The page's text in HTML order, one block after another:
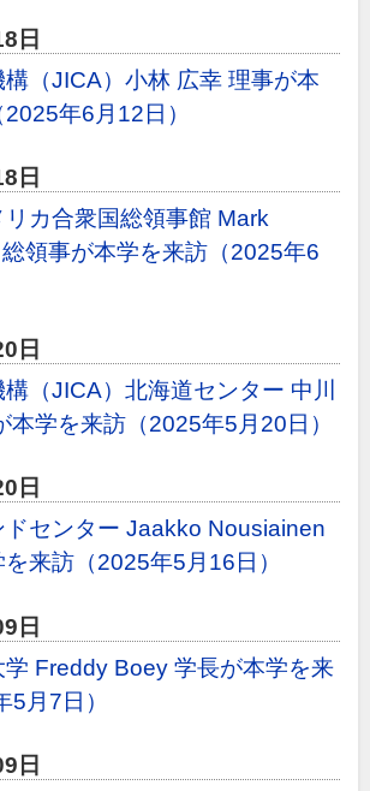
日
（JICA）小林 広幸 理事が本
年6月12日）
日
カ合衆国総領事館 Mark
領事が本学を来訪（2025年6
日
（JICA）北海道センター 中川
本学を来訪（2025年5月20日）
日
ドセンター Jaakko Nousiainen
来訪（2025年5月16日）
日
学 Freddy Boey 学長が本学を来
月7日）
日